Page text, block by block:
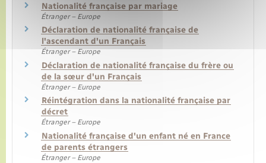
Nationalité française par mariage
Étranger – Europe
Déclaration de nationalité française de
l'ascendant d'un Français
Étranger – Europe
Déclaration de nationalité française du frère ou
de la sœur d'un Français
Étranger – Europe
Réintégration dans la nationalité française par
décret
Étranger – Europe
Nationalité française d'un enfant né en France
de parents étrangers
Étranger – Europe